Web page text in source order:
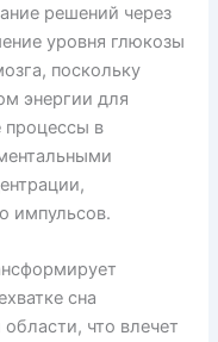
решений через
уровня глюкозы
поскольку
энергии для
процессы в
импульсов.
сна
что влечет